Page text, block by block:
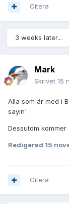
Citera
3 weeks later...
Mark
Skrivet 15
Alla som är med i
sayin'.
Dessutom
Redigerad 15
Citera